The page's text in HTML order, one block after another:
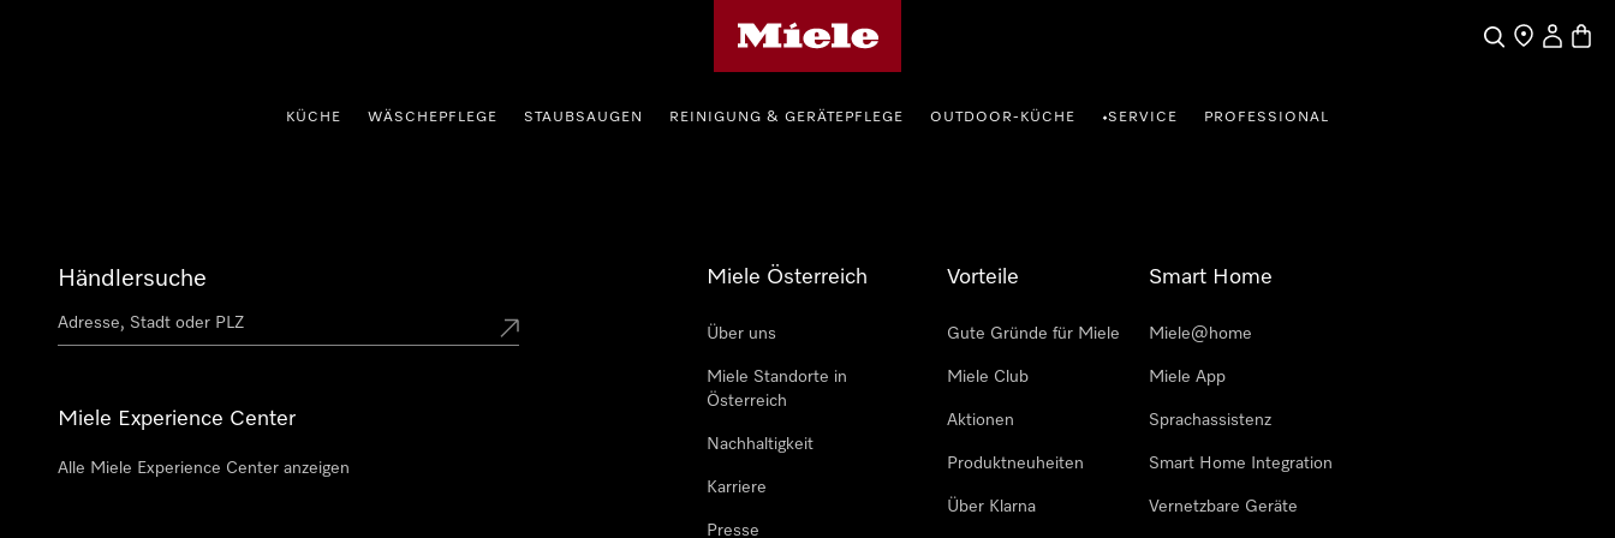
SucheHändlersuche
KÜCHE WÄSCHEPFLEGE STAUBSAUGEN REINIGUNG & GERÄTEPFLEGE OUTDOOR-KÜCHE •SERVICE PROFESSIONAL
Händlersuche
Miele Experience Center
Alle Miele Experience Center anzeigen
Miele Österreich
Über uns
Miele Standorte in
Österreich
Nachhaltigkeit
Karriere
Presse
Vorteile
Gute Gründe für Miele
Miele Club
Aktionen
Produktneuheiten
Über Klarna
Smart Home
Miele@home
Miele App
Sprachassistenz
Smart Home Integration
Vernetzbare Geräte